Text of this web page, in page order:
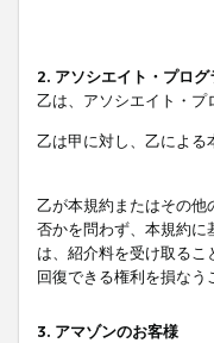
2. アソシエイト・プロ
乙は、アソシエイト・プ
乙は甲に対し、乙による
乙が本規約またはその他
否かを問わず、本規約に
は、紹介料を受け取る
回復できる権利を損なう
3. アマゾンのお客様